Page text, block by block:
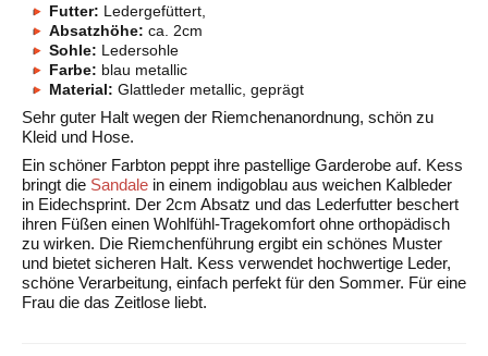
Futter: Ledergefüttert,
Absatzhöhe: ca. 2cm
Sohle: Ledersohle
Farbe: blau metallic
Material: Glattleder metallic, geprägt
Sehr guter Halt wegen der Riemchenanordnung, schön zu
Kleid und Hose.
Ein schöner Farbton peppt ihre pastellige Garderobe auf. Kess
bringt die Sandale in einem indigoblau aus weichen Kalbleder
in Eidechsprint. Der 2cm Absatz und das Lederfutter beschert
ihren Füßen einen Wohlfühl-Tragekomfort ohne orthopädisch
zu wirken. Die Riemchenführung ergibt ein schönes Muster
und bietet sicheren Halt. Kess verwendet hochwertige Leder,
schöne Verarbeitung, einfach perfekt für den Sommer. Für eine
Frau die das Zeitlose liebt.